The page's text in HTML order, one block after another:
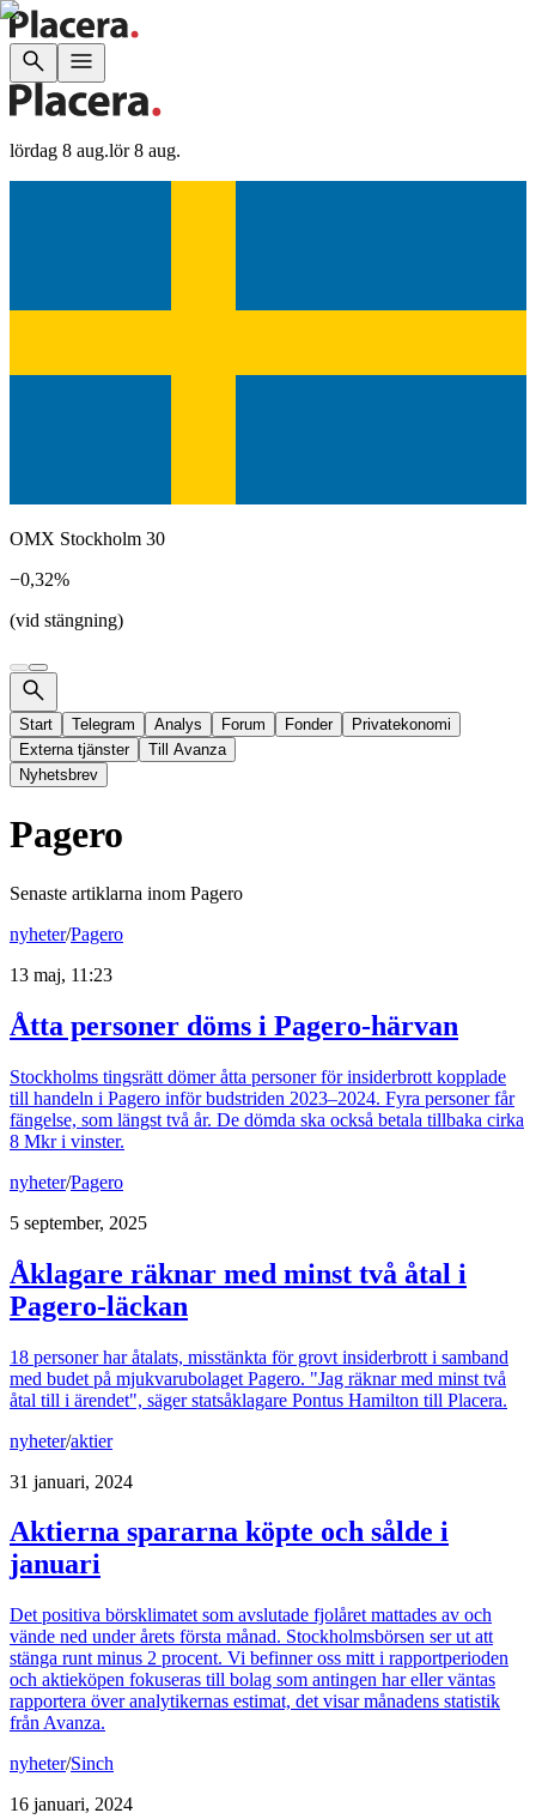
lördag 8 aug.lör 8 aug.
OMX Stockholm 30
−0,32%
(vid stängning)
Start Telegram Analys Forum Fonder
Privatekonomi
Externa tjänster
Till Avanza
Nyhetsbrev
Pagero
Senaste artiklarna inom Pagero
nyheter/Pagero
13 maj, 11:23
Åtta personer döms i Pagero-härvan
Stockholms tingsrätt dömer åtta personer för insiderbrott kopplade
till handeln i Pagero inför budstriden 2023–2024. Fyra personer får
fängelse, som längst två år. De dömda ska också betala tillbaka cirka
8 Mkr i vinster.
nyheter/Pagero
5 september, 2025
Åklagare räknar med minst två åtal i
Pagero-läckan
18 personer har åtalats, misstänkta för grovt insiderbrott i samband
med budet på mjukvarubolaget Pagero. "Jag räknar med minst två
åtal till i ärendet", säger statsåklagare Pontus Hamilton till Placera.
nyheter/aktier
31 januari, 2024
Aktierna spararna köpte och sålde i
januari
Det positiva börsklimatet som avslutade fjolåret mattades av och
vände ned under årets första månad. Stockholmsbörsen ser ut att
stänga runt minus 2 procent. Vi befinner oss mitt i rapportperioden
och aktieköpen fokuseras till bolag som antingen har eller väntas
rapportera över analytikernas estimat, det visar månadens statistik
från Avanza.
nyheter/Sinch
16 januari, 2024